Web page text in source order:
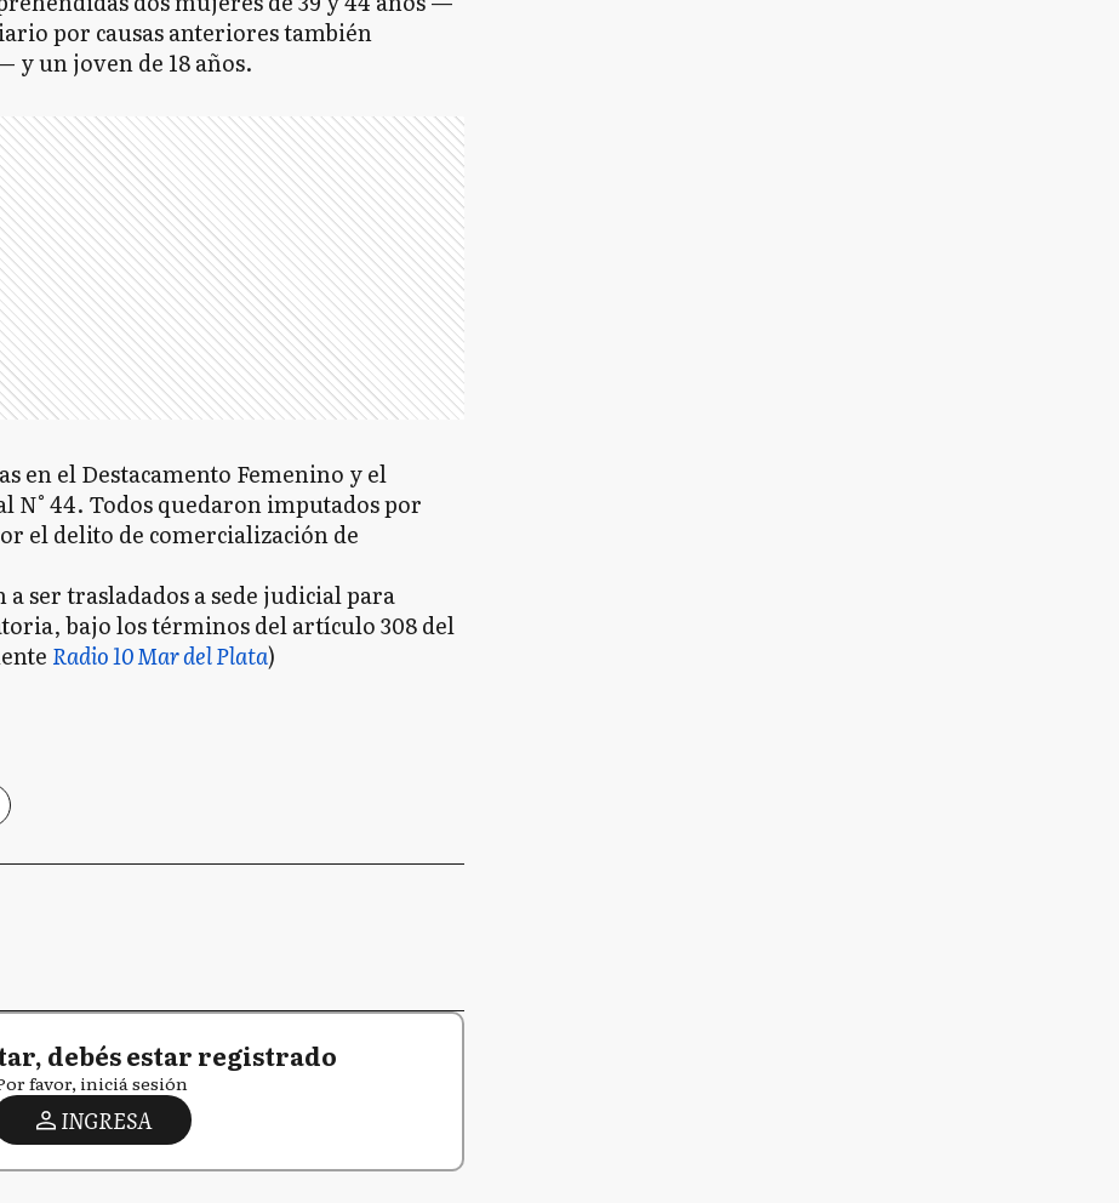
por causas anteriores también
un joven de 18 años.
en el Destacamento Femenino y el
N° 44. Todos quedaron imputados por
el delito de comercialización de
ser trasladados a sede judicial para
bajo los términos del artículo 308 del
Radio 10 Mar del Plata)
debés estar registrado
favor, iniciá sesión
INGRESA